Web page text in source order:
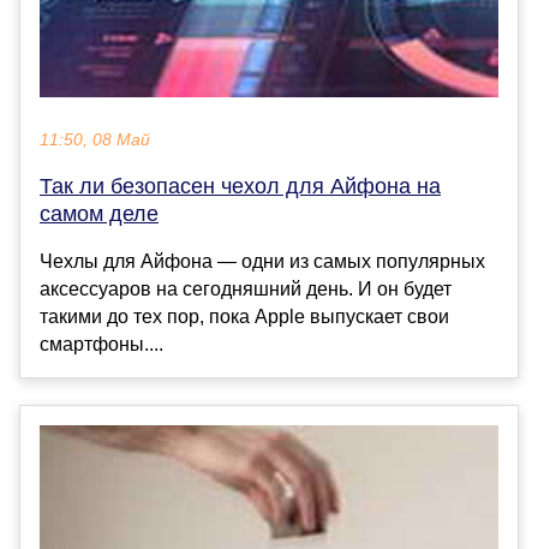
11:50, 08 Май
Так ли безопасен чехол для Айфона на
самом деле
Чехлы для Айфона — одни из самых популярных
аксессуаров на сегодняшний день. И он будет
такими до тех пор, пока Apple выпускает свои
смартфоны....